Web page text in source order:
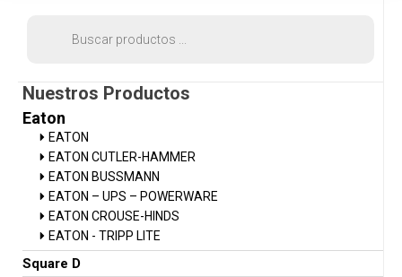
Nuestros Productos
Eaton
EATON
EATON CUTLER-HAMMER
EATON BUSSMANN
EATON – UPS – POWERWARE
EATON CROUSE-HINDS
EATON - TRIPP LITE
Square D